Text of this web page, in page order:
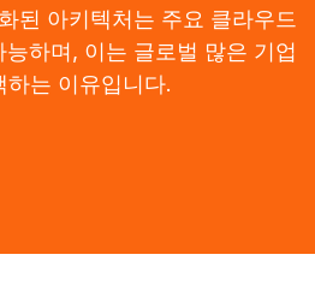
된 아키텍처는 주요 클라우드
하며, 이는 글로벌 많은 기업
는 이유입니다.